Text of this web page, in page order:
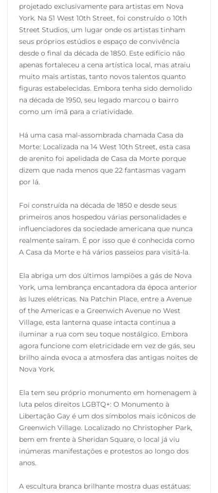
projetado exclusivamente para artistas em Nova
York. Na 51 West 10th Street, foi construído o 10th
Street Studios, um lugar onde os artistas tinham
seus próprios estúdios e espaço de convivência
desde o final da década de 1850. Este edifício não
apenas fortaleceu a cena artística local, mas atraiu
muito mais artistas, tanto novos talentos quanto
figuras estabelecidas. Embora tenha sido demolido
na década de 1950, seu legado marcou o bairro
como um ímã para a criatividade.
Há uma casa mal-assombrada chamada Casa da
Morte: Localizada na 14 West 10th Street, esta casa
de arenito foi apelidada de Casa da Morte porque
dizem que nada menos que 22 fantasmas vagam
por lá.
Foi construída na década de 1850 e desde seus
primeiros anos hospedou várias personalidades e
influenciadores da sociedade americana que nunca
realmente saíram. É por isso que é conhecida como
A Casa da Morte e há vários passeios para visitá-la.
Ela abriga um dos últimos lampiões a gás de Nova
York, uma lembrança encantadora da época anterior
às luzes elétricas. Na Patchin Place, entre a Avenue
of the Americas e a Greenwich Avenue no West
Village, esta lanterna quase intacta continua a
iluminar a rua com seu toque nostálgico. Embora
agora funcione com eletricidade em vez de gás, seu
brilho ainda evoca a atmosfera das antigas noites de
Nova York.
Ela tem seu próprio monumento em homenagem à
luta pelos direitos LGBTQ+: O Monumento à
Libertação Gay é um dos símbolos mais icônicos de
Greenwich Village. Localizado no Christopher Park,
bem em frente à Sheridan Square, o local já viu
inúmeras manifestações e protestos ao longo dos
anos.
A escultura branca brilhante mostra duas estátuas: